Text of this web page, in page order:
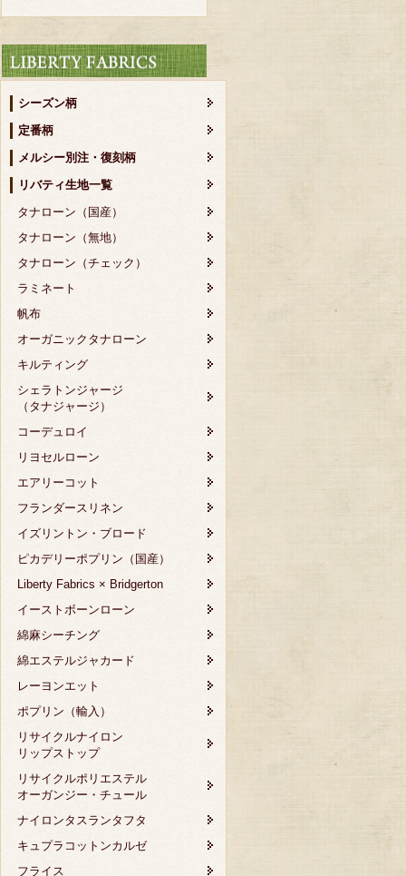
シーズン柄
定番柄
メルシー別注・復刻柄
リバティ生地一覧
タナローン（国産）
タナローン（無地）
タナローン（チェック）
ラミネート
帆布
オーガニックタナローン
キルティング
シェラトンジャージ
（タナジャージ）
コーデュロイ
リヨセルローン
エアリーコット
フランダースリネン
イズリントン・ブロード
ピカデリーポプリン（国産）
Liberty Fabrics × Bridgerton
イーストボーンローン
綿麻シーチング
綿エステルジャカード
レーヨンエット
ポプリン（輸入）
リサイクルナイロン
リップストップ
リサイクルポリエステル
オーガンジー・チュール
ナイロンタスランタフタ
キュプラコットンカルゼ
フライス